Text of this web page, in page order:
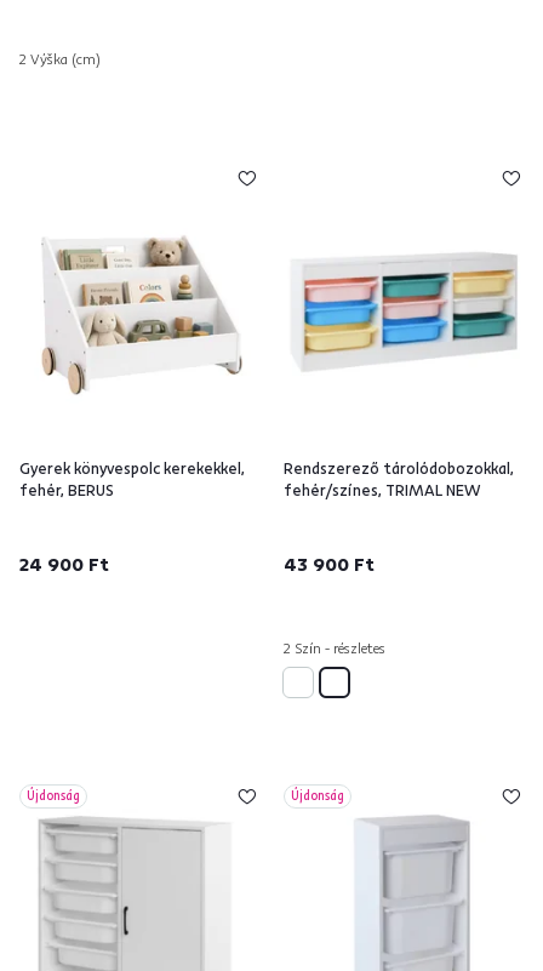
2 Výška (cm)
Gyerek könyvespolc kerekekkel,
fehér, BERUS
24 900 Ft
Rendszerező tárolódobozokkal,
fehér/színes, TRIMAL NEW
43 900 Ft
2 Szín - részletes
Újdonság Újdonság